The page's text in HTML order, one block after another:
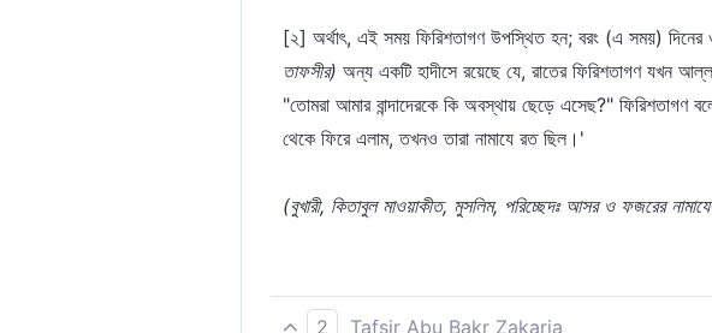
[২] অর্থাৎ, এই সময় ফিরিশতাগণ উপস্থিত হন; বরং (এ সময়) দিনের
তাফসীর) অন্য একটি হাদীসে রয়েছে যে, রাতের ফিরিশতাগণ যখন
"তোমরা আমার বান্দাদেরকে কি অবস্থায় ছেড়ে এসেছ?" ফিরিশতাগণ
থেকে ফিরে এলাম, তখনও তারা নামাযে রত ছিল।'
(বুখারী, কিতাবুল মাওয়াকীত, মুসলিম, পরিচ্ছেদঃ আসর ও ফজরের
2 Tafsir Abu Bakr Zakaria